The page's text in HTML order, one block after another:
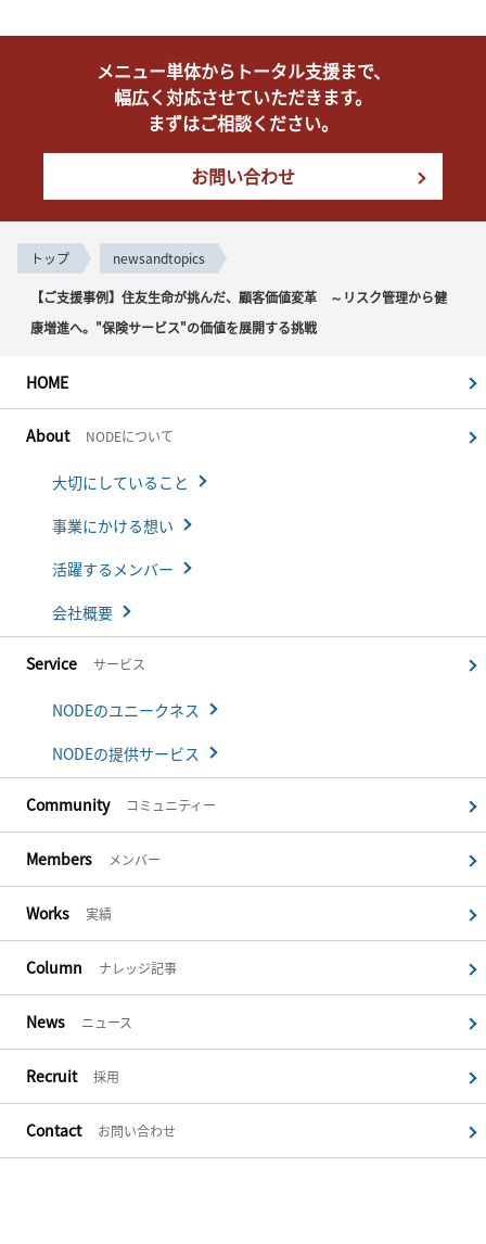
メニュー単体からトータル支援まで、
幅広く対応させていただきます。
まずはご相談ください。
お問い合わせ
トップ newsandtopics
【ご支援事例】住友生命が挑んだ、顧客価値変革 ～リスク管理から健
康増進へ。"保険サービス"の価値を展開する挑戦
HOME
About NODEについて
大切にしていること
事業にかける想い
活躍するメンバー
会社概要
Service サービス
NODEのユニークネス
NODEの提供サービス
Community コミュニティー
Members メンバー
Works 実績
Column ナレッジ記事
News ニュース
Recruit 採用
Contact お問い合わせ